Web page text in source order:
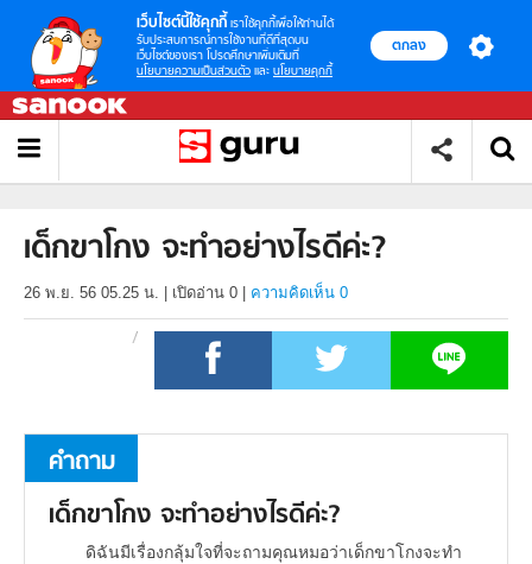
เว็บไซต์นี้ใช้คุกกี้ เราใช้คุกกี้เพื่อให้ท่านได้
รับประสบการณ์การใช้งานที่ดีที่สุดบน
เว็บไซต์ของเรา โปรดศึกษาเพิ่มเติมที่
นโยบายความเป็นส่วนตัว และ นโยบายคุกกี้
ตกลง
เด็กขาโกง จะทำอย่างไรดีค่ะ?
26 พ.ย. 56 05.25 น. เปิดอ่าน 0 ความคิดเห็น 0
คำถาม
เด็กขาโกง จะทำอย่างไรดีค่ะ?
ดิฉันมีเรื่องกลุ้มใจที่จะถามคุณหมอว่าเด็กขาโกงจะทำ